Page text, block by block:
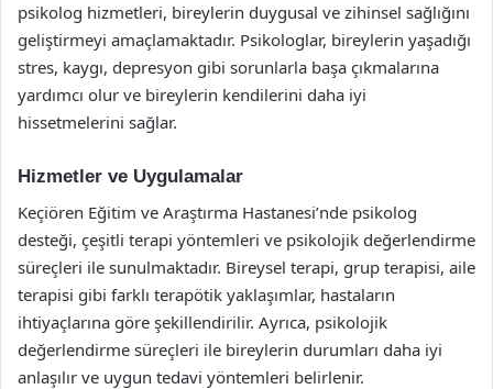
psikolog hizmetleri, bireylerin duygusal ve zihinsel sağlığını
geliştirmeyi amaçlamaktadır. Psikologlar, bireylerin yaşadığı
stres, kaygı, depresyon gibi sorunlarla başa çıkmalarına
yardımcı olur ve bireylerin kendilerini daha iyi
hissetmelerini sağlar.
Hizmetler ve Uygulamalar
Keçiören Eğitim ve Araştırma Hastanesi’nde psikolog
desteği, çeşitli terapi yöntemleri ve psikolojik değerlendirme
süreçleri ile sunulmaktadır. Bireysel terapi, grup terapisi, aile
terapisi gibi farklı terapötik yaklaşımlar, hastaların
ihtiyaçlarına göre şekillendirilir. Ayrıca, psikolojik
değerlendirme süreçleri ile bireylerin durumları daha iyi
anlaşılır ve uygun tedavi yöntemleri belirlenir.